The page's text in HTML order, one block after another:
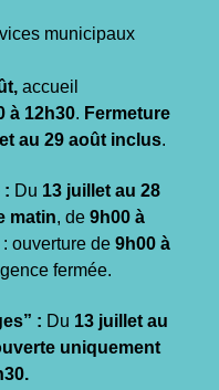
municipaux
accueil
à 12h30. Fermeture
au 29 août inclus.
: Du 13 juillet au 28
matin, de 9h00 à
: ouverture de 9h00 à
fermée.
: Du 13 juillet au
uniquement